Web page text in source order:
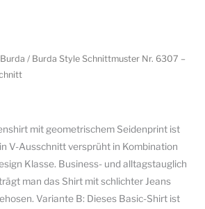
Burda / Burda Style Schnittmuster Nr. 6307 –
mit geometrischem Seidenprint ist
V-Ausschnitt versprüht in Kombination
Klasse. Business- und alltagstauglich
man das Shirt mit schlichter Jeans
Variante B: Dieses Basic-Shirt ist